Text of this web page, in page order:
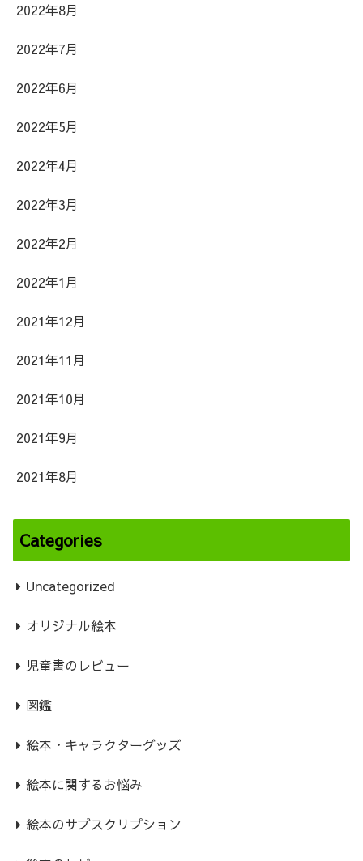
2022年8月
2022年7月
2022年6月
2022年5月
2022年4月
2022年3月
2022年2月
2022年1月
2021年12月
2021年11月
2021年10月
2021年9月
2021年8月
Categories
Uncategorized
オリジナル絵本
児童書のレビュー
図鑑
絵本・キャラクターグッズ
絵本に関するお悩み
絵本のサブスクリプション